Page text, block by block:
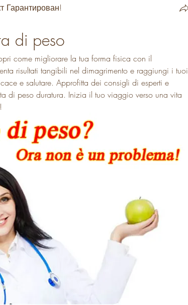
di peso
come migliorare la tua forma fisica con il
risultati tangibili nel dimagrimento e raggiungi i tuoi
e salutare. Approfitta dei consigli di esperti e
di peso duratura. Inizia il tuo viaggio verso una vita